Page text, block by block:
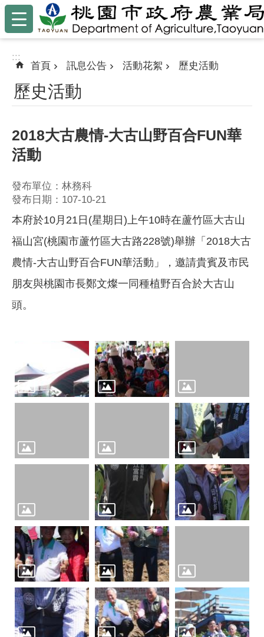
跳到主要內容區塊
:::
:::
首頁 訊息公告 活動花絮 歷史活動
歷史活動
2018大古農情-大古山野百合FUN華
活動
發布單位：林務科
發布日期：107-10-21
本府於10月21日(星期日)上午10時在蘆竹區大古山
福山宮(桃園市蘆竹區大古路228號)舉辦「2018大古
農情-大古山野百合FUN華活動」，邀請貴賓及市民
朋友與桃園市長鄭文燦一同種植野百合於大古山
頭。